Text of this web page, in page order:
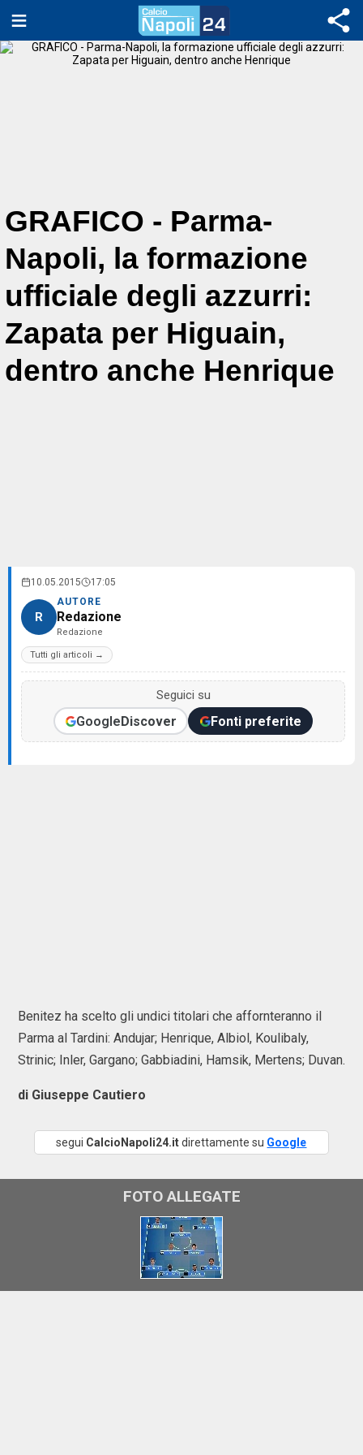
GRAFICO - Parma-
Napoli, la formazione
ufficiale degli azzurri:
Zapata per Higuain,
dentro anche Henrique
10.05.2015 17:05
R
AUTORE
Redazione
Redazione
Tutti gli articoli →
Seguici su
GoogleDiscover Fonti preferite
Benitez ha scelto gli undici titolari che affornteranno il
Parma al Tardini: Andujar; Henrique, Albiol, Koulibaly,
Strinic; Inler, Gargano; Gabbiadini, Hamsik, Mertens; Duvan.
di Giuseppe Cautiero
segui CalcioNapoli24.itdirettamente su Google
FOTO ALLEGATE